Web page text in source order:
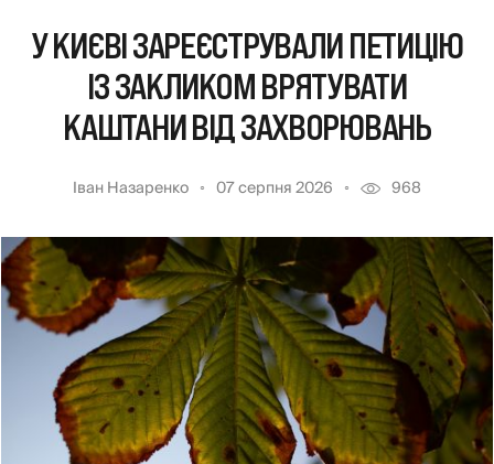
У КИЄВІ ЗАРЕЄСТРУВАЛИ ПЕТИЦІЮ
ІЗ ЗАКЛИКОМ ВРЯТУВАТИ
КАШТАНИ ВІД ЗАХВОРЮВАНЬ
Іван Назаренко 07 серпня 2026 968